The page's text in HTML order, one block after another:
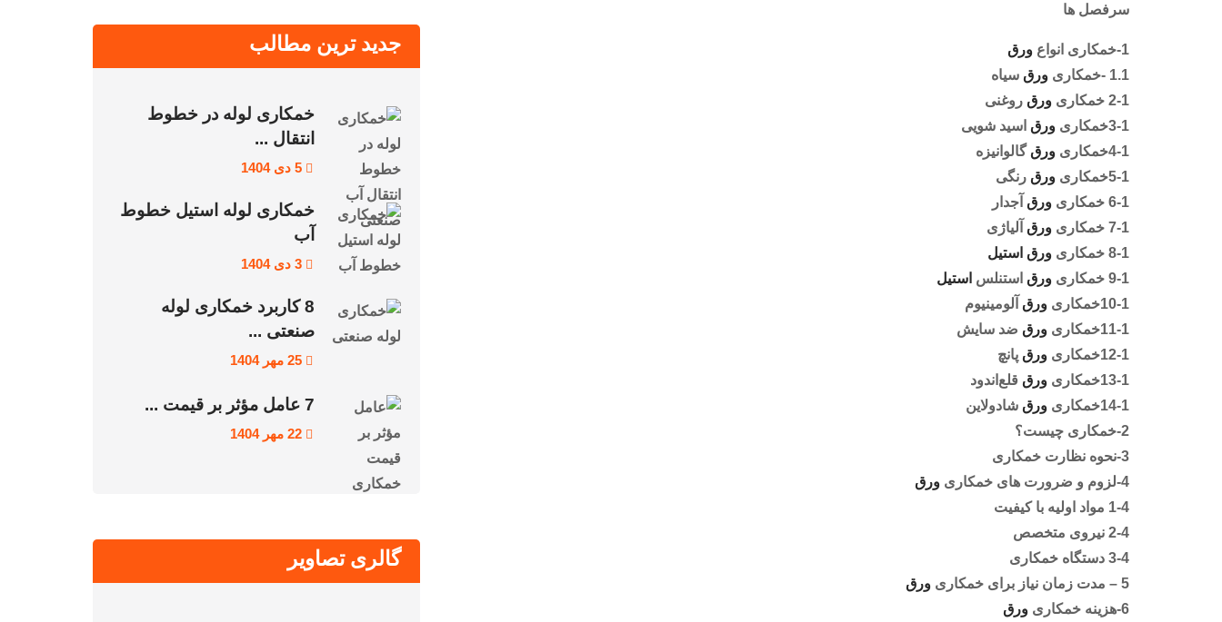
سرفصل ها
1-خمکاری انواع
ورق
1.1 -خمکاری
ورق سیاه
2-1 خمکاری
ورق روغنی
3-1خمکاری
ورق اسید شویی
4-1خمکاری
ورق گالوانیزه
5-1خمکاری
ورق رنگی
6-1 خمکاری
ورق آجدار
7-1 خمکاری
ورق آلیاژی
8-1 خمکاری
ورق استيل
9-1 خمکاری
ورق استنلس استيل
10-1خمکاری
ورق آلومینیوم
11-1خمکاری
ورق ضد سایش
12-1خمکاری
ورق پانچ
13-1خمکاری
ورق قلع‌اندود
14-1خمکاری
ورق شادولاین
2-خمکاری چیست؟
3-نحوه نظارت خمکاری
4-لزوم و ضرورت های خمکاری
ورق
1-4 مواد اولیه با کیفیت
2-4 نیروی متخصص
3-4 دستگاه خمکاری
5 – مدت زمان نیاز برای خمکاری
ورق
6-هزینه خمکاری
ورق
جدید ترین مطالب
خمکاری لوله در خطوط
انتقال ...
5 دی 1404
خمکاری لوله استیل خطوط
آب
3 دی 1404
8 کاربرد خمکاری لوله
صنعتی ...
25 مهر 1404
7 عامل مؤثر بر قیمت ...
22 مهر 1404
گالری تصاویر